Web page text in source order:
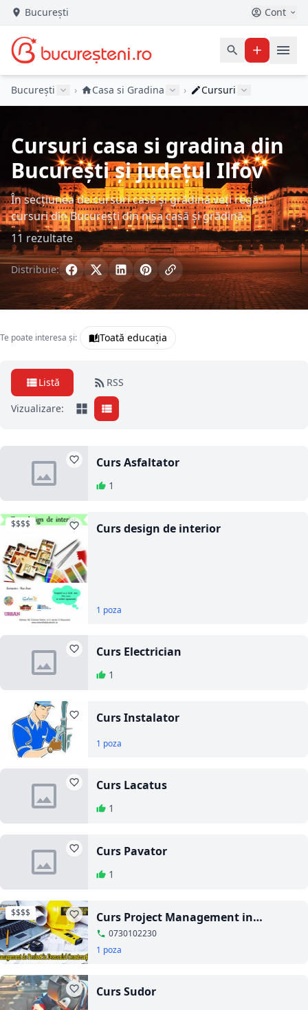
București Cont
București › Casa si Gradina › Cursuri
Cursuri casa si gradina din
București și județul Ilfov
În secțiunea de cursuri casă și grădină veți regăsi
cursuri din București din nișa casă și grădină.
11 rezultate
Distribuie:
Te poate interesa și: Toată educația
Listă
RSS
Vizualizare:
Curs Asfaltator
1
$$$$ Curs design de interior
1 poza
Curs Electrician
1
Curs Instalator
1 poza
Curs Lacatus
1
Curs Pavator
1
$$$$
Curs Project Management in
Domeniul Constructiilor
0730102230
1 poza
Curs Sudor